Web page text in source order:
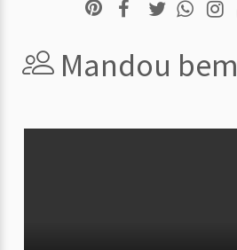
Mandou bem